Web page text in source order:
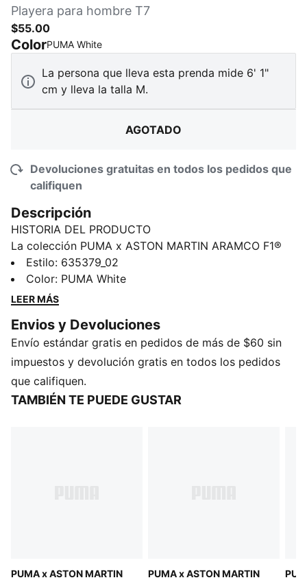
Playera para hombre T7
$55.00
ColorPUMA White:
La persona que lleva esta prenda mide 6' 1"
cm y lleva la talla M.
AGOTADO
Devoluciones gratuitas en todos los pedidos que
califiquen
Descripción
HISTORIA DEL PRODUCTO
La colección PUMA x ASTON MARTIN ARAMCO F1®
TEAM redefine el estilo motorsport. Impulsada por
velocidad y precisión, lleva la tecnología de las pistas
a tu día a día. Con diseños aerodinámicos y audaces,
que te muevas rápido, te vistas con estilo y te
adueñes de cada momento.
CARACTERÍSTICAS Y BENEFICIOS
Producto fabricado con al menos un 20% de algodón
reciclado
Estilo: 635379_02
Color: PUMA White
LEER MÁS
Envios y Devoluciones
Envío estándar gratis en pedidos de más de $60 sin
impuestos y devolución gratis en todos los pedidos
que califiquen.
TAMBIÉN TE PUEDE GUSTAR
PUMA x ASTON MARTIN
PUMA x ASTON MARTIN